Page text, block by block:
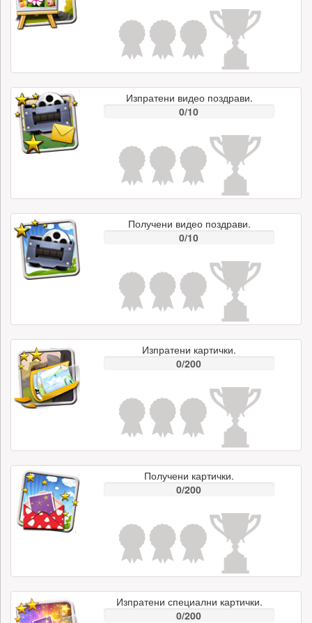
Изпратени видео поздрави.
0/10
Получени видео поздрави.
0/10
Изпратени картички.
0/200
Получени картички.
0/200
Изпратени специални картички.
0/200